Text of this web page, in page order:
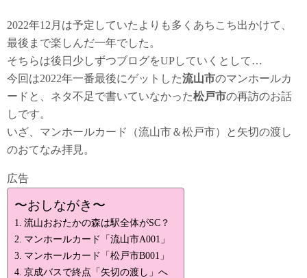
2022年12月は予定していたよりも多くあちこち出かけて、
最後まで楽しんだ一年でした。
そちらは後日少しずつブログをUPしていくとして…
今回は2022年一番最後にゲットした流山市のマンホールカ
ードと、ネタ不足で書いていなかった松戸市の再訪のお話
しです。
いざ、マンホールカード（流山市＆松戸市）と矢切の渡し
のおてなみ拝見。
広告
〜おしながき〜
流山おおたかの森は駅全体がSC？
マンホールカード「流山市A001」
マンホールカード「松戸市B001」
京成バスで終点「矢切の渡し」へ